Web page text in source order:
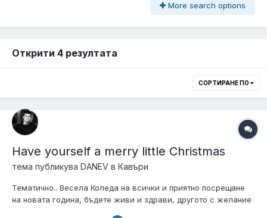
More search options
Открити 4 резултата
СОРТИРАНЕ ПО
Have yourself a merry little Christmas
тема публикува DANEV в Кавъри
Тематично.. Весела Коледа на всички и приятно посрещане
на новата година, бъдете живи и здрави, другото с желание